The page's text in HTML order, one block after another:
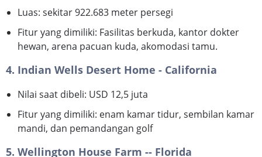
Luas: sekitar 922.683 meter persegi
Fitur yang dimiliki: Fasilitas berkuda, kantor dokter
hewan, arena pacuan kuda, akomodasi tamu.
4. Indian Wells Desert Home - California
Nilai saat dibeli: USD 12,5 juta
Fitur yang dimiliki: enam kamar tidur, sembilan kamar
mandi, dan pemandangan golf
5. Wellington House Farm -- Florida